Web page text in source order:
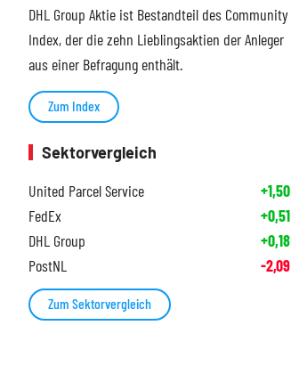
DHL Group Aktie ist Bestandteil des Community
Index, der die zehn Lieblingsaktien der Anleger
aus einer Befragung enthält.
Zum Index
Sektorvergleich
United Parcel Service
+1,50
FedEx +0,51
DHL Group +0,18
PostNL -2,09
Zum Sektorvergleich